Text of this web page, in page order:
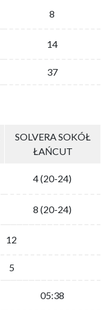
8
14
37
SOLVERA SOKÓŁ
ŁAŃCUT
4 (20-24)
8 (20-24)
12
5
05:38